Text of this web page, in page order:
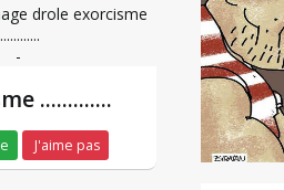
-
.............
J'aime pas